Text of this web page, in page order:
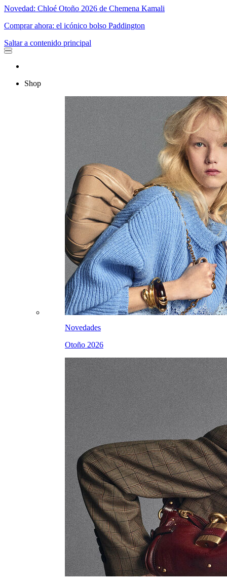
Novedad: Chloé Otoño 2026 de Chemena Kamali
Comprar ahora: el icónico bolso Paddington
Saltar a contenido principal
Shop
Novedades
Otoño 2026